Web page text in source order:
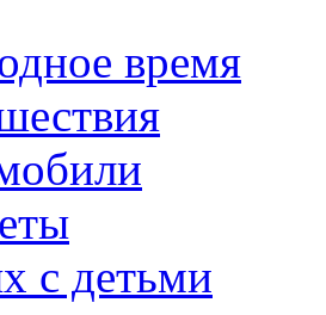
время
с детьми